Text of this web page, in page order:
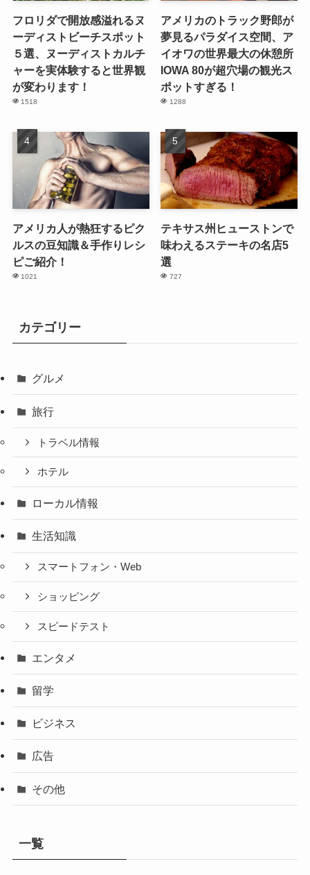
フロリダで開放感溢れるヌ
ーディストビーチスポット
５選、ヌーディストカルチ
ャーを実体験すると世界観
が変わります！
1518
アメリカのトラック野郎が
夢見るパラダイス空間、ア
イオワの世界最大の休憩所
IOWA 80が超穴場の観光ス
ポットすぎる！
1288
アメリカ人が熱狂するピク
ルスの豆知識＆手作りレシ
ピご紹介！
1021
テキサス州ヒューストンで
味わえるステーキの名店5
選
727
カテゴリー
グルメ
旅行
トラベル情報
ホテル
ローカル情報
生活知識
スマートフォン・Web
ショッピング
スピードテスト
エンタメ
留学
ビジネス
広告
その他
一覧